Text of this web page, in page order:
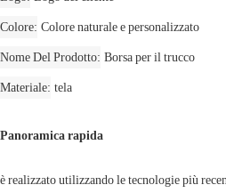
Colore Colore naturale e personalizzato
Nome Del Prodotto Borsa per il trucco
Materiale tela
Panoramica rapida
è realizzato utilizzando le tecnologie più